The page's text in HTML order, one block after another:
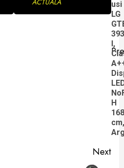
ACTUALA
usi
LG
393
l,
H
168
cm,
Next